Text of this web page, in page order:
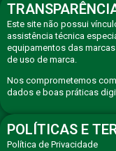
Este site não possui
assistência técnica
equipamentos das
de uso de marca.
Nos comprometemos
dados e boas práticas
POLÍTICAS E
Política de Privacidade